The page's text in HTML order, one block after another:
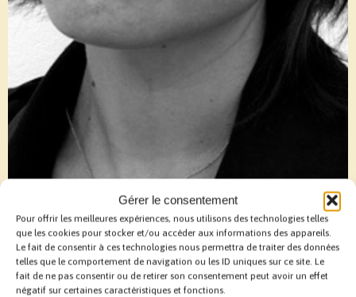
Gérer le consentement
Pour offrir les meilleures expériences, nous utilisons des technologies telles
que les cookies pour stocker et/ou accéder aux informations des appareils.
Le fait de consentir à ces technologies nous permettra de traiter des données
telles que le comportement de navigation ou les ID uniques sur ce site. Le
fait de ne pas consentir ou de retirer son consentement peut avoir un effet
négatif sur certaines caractéristiques et fonctions.
Ramona Bădescu
Ramona Bădescu vit au bord de la mer
Méditerranée, à Marseille, où, quand elle n’écrit